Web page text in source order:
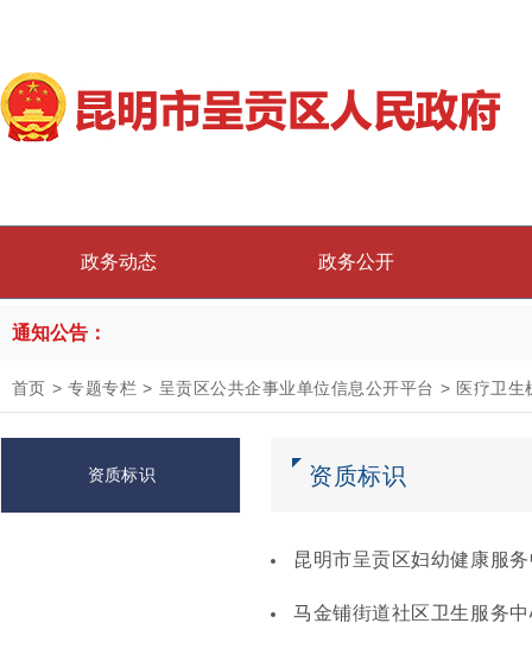
政务动态 政务公开
通知公告：
首页 > 专题专栏 > 呈贡区公共企事业单位信息公开平台 > 医疗卫生
资质标识 资质标识
昆明市呈贡区妇幼健康服
马金铺街道社区卫生服务